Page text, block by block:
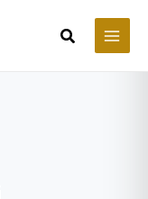
Search